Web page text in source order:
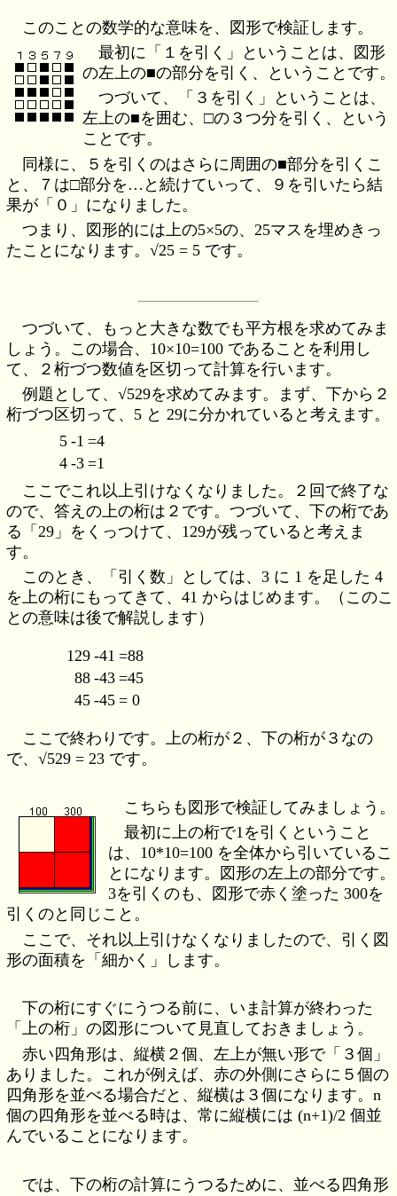
このことの数学的な意味を、図形で検証します。
最初に「１を引く」ということは、図形
の左上の■の部分を引く、ということです。
つづいて、「３を引く」ということは、
左上の■を囲む、□の３つ分を引く、という
ことです。
同様に、５を引くのはさらに周囲の■部分を引くこ
と、７は□部分を…と続けていって、９を引いたら結
果が「０」になりました。
つまり、図形的には上の5×5の、25マスを埋めきっ
たことになります。√25 = 5 です。
つづいて、もっと大きな数でも平方根を求めてみま
しょう。この場合、10×10=100 であることを利用し
て、２桁づつ数値を区切って計算を行います。
例題として、√529を求めてみます。まず、下から２
桁づつ区切って、5 と 29に分かれていると考えます。
5 -1 =4
4 -3 =1
ここでこれ以上引けなくなりました。２回で終了な
ので、答えの上の桁は２です。つづいて、下の桁であ
る「29」をくっつけて、129が残っていると考えま
す。
このとき、「引く数」としては、3 に 1 を足した 4
を上の桁にもってきて、41 からはじめます。（このこ
との意味は後で解説します）
129 -41 =88
88 -43 =45
45 -45 = 0
ここで終わりです。上の桁が２、下の桁が３なの
で、√529 = 23 です。
こちらも図形で検証してみましょう。
最初に上の桁で1を引くということ
は、10*10=100 を全体から引いているこ
とになります。図形の左上の部分です。
3を引くのも、図形で赤く塗った 300を
引くのと同じこと。
ここで、それ以上引けなくなりましたので、引く図
形の面積を「細かく」します。
下の桁にすぐにうつる前に、いま計算が終わった
「上の桁」の図形について見直しておきましょう。
赤い四角形は、縦横２個、左上が無い形で「３個」
ありました。これが例えば、赤の外側にさらに５個の
四角形を並べる場合だと、縦横は３個になります。n
個の四角形を並べる時は、常に縦横には (n+1)/2 個並
んでいることになります。
では、下の桁の計算にうつるために、並べる四角形